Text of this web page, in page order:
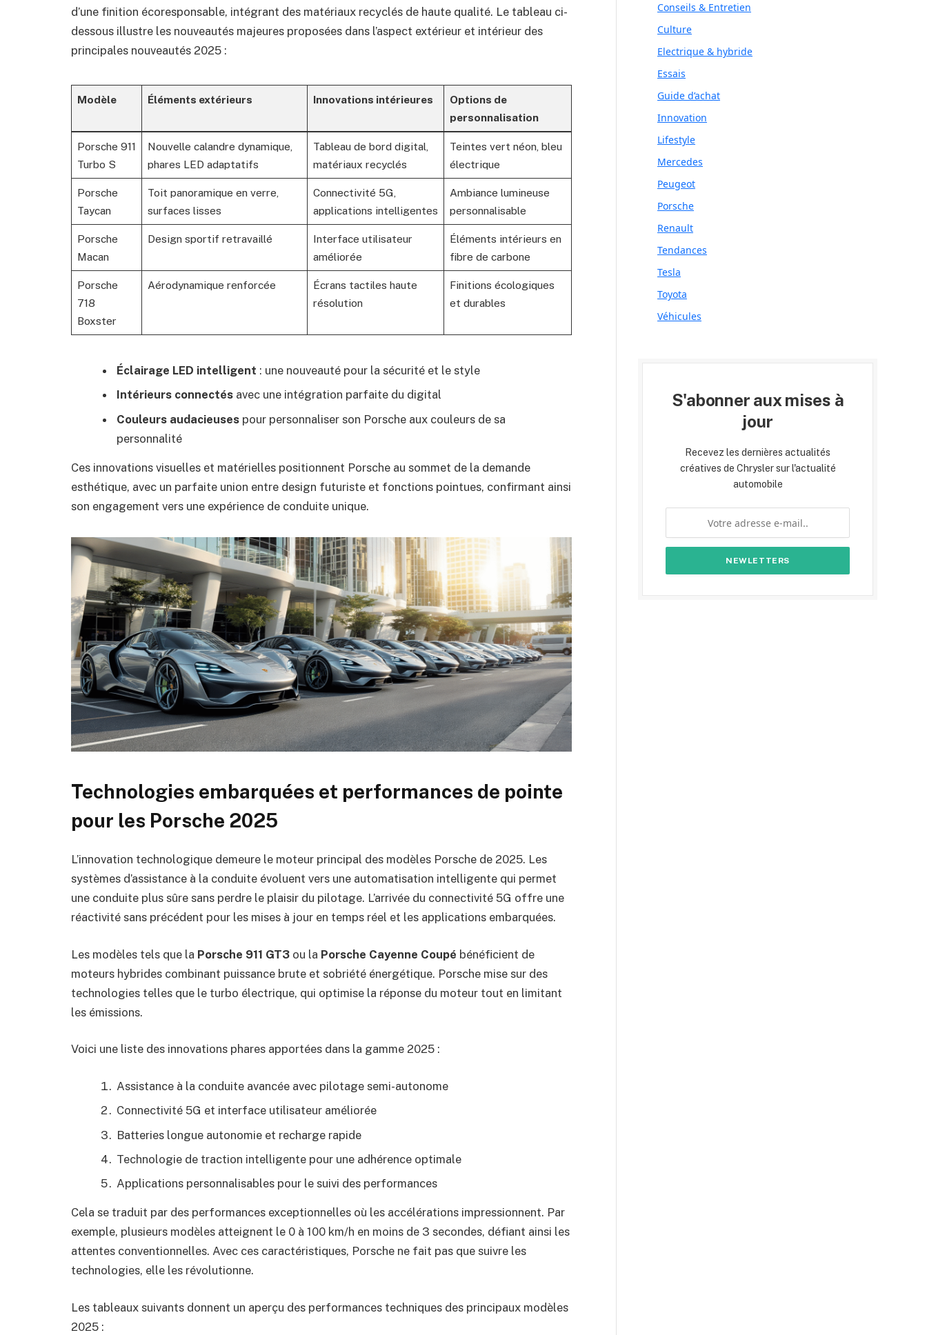
d’une finition écoresponsable, intégrant des matériaux recyclés de haute qualité. Le tableau ci-
dessous illustre les nouveautés majeures proposées dans l’aspect extérieur et intérieur des
principales nouveautés 2025 :
Modèle Éléments extérieurs Innovations intérieures
Options de
personnalisation
Porsche 911
Turbo S
Nouvelle calandre dynamique,
phares LED adaptatifs
Tableau de bord digital,
matériaux recyclés
Teintes vert néon, bleu
électrique
Porsche
Taycan
Toit panoramique en verre,
surfaces lisses
Connectivité 5G,
applications intelligentes
Ambiance lumineuse
personnalisable
Porsche
Macan
Design sportif retravaillé
Interface utilisateur
améliorée
Éléments intérieurs en
fibre de carbone
Porsche
718
Boxster
Aérodynamique renforcée
Écrans tactiles haute
résolution
Finitions écologiques
et durables
Éclairage LED intelligent : une nouveauté pour la sécurité et le style
Intérieurs connectés avec une intégration parfaite du digital
Couleurs audacieuses pour personnaliser son Porsche aux couleurs de sa
personnalité
Ces innovations visuelles et matérielles positionnent Porsche au sommet de la demande
esthétique, avec un parfaite union entre design futuriste et fonctions pointues, confirmant ainsi
son engagement vers une expérience de conduite unique.
Technologies embarquées et performances de pointe
pour les Porsche 2025
L’innovation technologique demeure le moteur principal des modèles Porsche de 2025. Les
systèmes d’assistance à la conduite évoluent vers une automatisation intelligente qui permet
une conduite plus sûre sans perdre le plaisir du pilotage. L’arrivée du connectivité 5G offre une
réactivité sans précédent pour les mises à jour en temps réel et les applications embarquées.
Les modèles tels que la Porsche 911 GT3 ou la Porsche Cayenne Coupé bénéficient de
moteurs hybrides combinant puissance brute et sobriété énergétique. Porsche mise sur des
technologies telles que le turbo électrique, qui optimise la réponse du moteur tout en limitant
les émissions.
Voici une liste des innovations phares apportées dans la gamme 2025 :
Assistance à la conduite avancée avec pilotage semi-autonome
Connectivité 5G et interface utilisateur améliorée
Batteries longue autonomie et recharge rapide
Technologie de traction intelligente pour une adhérence optimale
Applications personnalisables pour le suivi des performances
Cela se traduit par des performances exceptionnelles où les accélérations impressionnent. Par
exemple, plusieurs modèles atteignent le 0 à 100 km/h en moins de 3 secondes, défiant ainsi les
attentes conventionnelles. Avec ces caractéristiques, Porsche ne fait pas que suivre les
technologies, elle les révolutionne.
Les tableaux suivants donnent un aperçu des performances techniques des principaux modèles
2025 :
Conseils & Entretien
Culture
Electrique & hybride
Essais
Guide d’achat
Innovation
Lifestyle
Mercedes
Peugeot
Porsche
Renault
Tendances
Tesla
Toyota
Véhicules
S'abonner aux mises à
jour
Recevez les dernières actualités
créatives de Chrysler sur l'actualité
automobile